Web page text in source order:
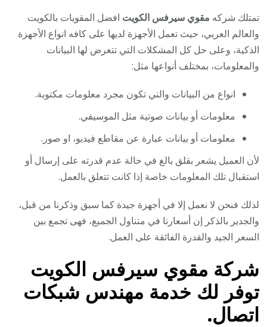
تمتلك شركه مقوي سيرفس الكويت افضل المقويات بالكويت
والعالم العربي، حيث تعمل الأجهزة لديها على كافه انواع الأجهزة
الذكية، وعلى حل كل المشكلات التي تتعرض لها البيانات
والمعلومات، بمختلف أنواعها مثل:
انواع من البيانات والتي تكون مجرد معلومات مكتوبة.
معلومات أو بيانات صوتية مثل الموسيقي.
معلومات أو بيانات عبارة عن مقاطع فيديو، او صور.
لأن العميل يشعر بقلق بالغ في حالة عدم قدرته على إرسال أو
استقبال تلك المعلومات خاصة إذا كانت تتعلق بالعمل.
لذلك فنحن لا نعمل إلا في أجهزة جيدة كما سبق وذكرنا من قبل،
والجدير بالذكر إن أسعارنا في متناول الجميع، فهى تجمع بين
السعر الجيد والقدرة الفائقة على العمل.
شركة مقوي سيرفس الكويت
توفر لك خدمة مهندس شبكات
اتصال.